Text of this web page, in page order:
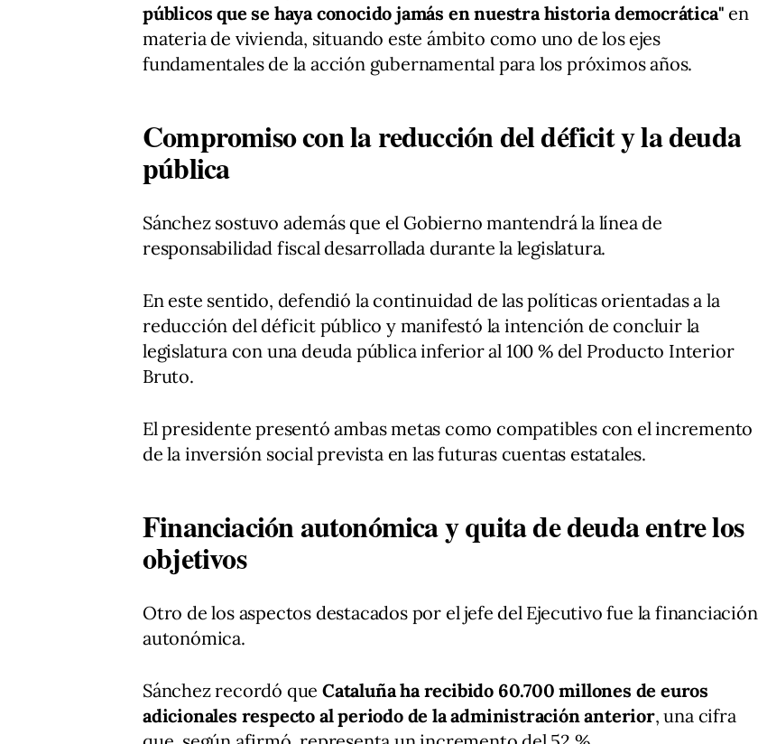
públicos que se haya conocido jamás en nuestra historia democrática" en
materia de vivienda, situando este ámbito como uno de los ejes
fundamentales de la acción gubernamental para los próximos años.
Compromiso con la reducción del déficit y la deuda
pública
Sánchez sostuvo además que el Gobierno mantendrá la línea de
responsabilidad fiscal desarrollada durante la legislatura.
En este sentido, defendió la continuidad de las políticas orientadas a la
reducción del déficit público y manifestó la intención de concluir la
legislatura con una deuda pública inferior al 100 % del Producto Interior
Bruto.
El presidente presentó ambas metas como compatibles con el incremento
de la inversión social prevista en las futuras cuentas estatales.
Financiación autonómica y quita de deuda entre los
objetivos
Otro de los aspectos destacados por el jefe del Ejecutivo fue la financiación
autonómica.
Sánchez recordó que Cataluña ha recibido 60.700 millones de euros
adicionales respecto al periodo de la administración anterior, una cifra